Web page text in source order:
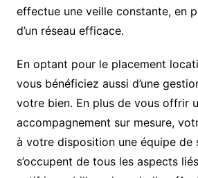
effectue une veille constante, en
d’un réseau efficace.
En optant pour le placement
vous bénéficiez aussi d’une
votre bien. En plus de vous offrir
accompagnement sur mesure,
à votre disposition une équipe de
s’occupent de tous les aspects